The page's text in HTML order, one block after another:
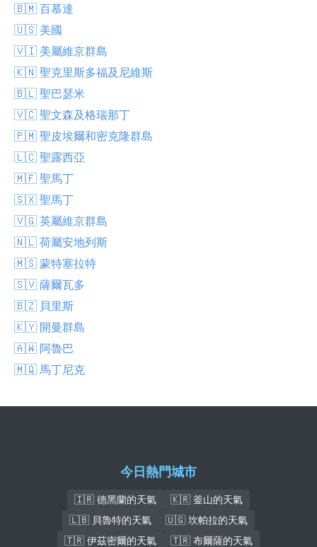
🇧🇲 百慕達
🇺🇸 美國
🇻🇮 美屬維京群島
🇰🇳 聖克里斯多福及尼維斯
🇧🇱 聖巴瑟米
🇻🇨 聖文森及格瑞那丁
🇵🇲 聖皮埃爾和密克隆群島
🇱🇨 聖露西亞
🇲🇫 聖馬丁
🇸🇽 聖馬丁
🇻🇬 英屬維京群島
🇳🇱 荷屬安地列斯
🇲🇸 蒙特塞拉特
🇸🇻 薩爾瓦多
🇧🇿 貝里斯
🇰🇾 開曼群島
🇦🇼 阿魯巴
🇲🇶 馬丁尼克
今日熱門城市
🇮🇷 德黑蘭的天氣
🇰🇷 釜山的天氣
🇱🇧 貝魯特的天氣
🇺🇬 坎帕拉的天氣
🇹🇷 伊茲密爾的天氣
🇹🇷 布爾薩的天氣